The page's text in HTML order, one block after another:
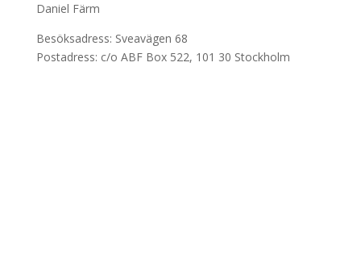
Daniel Färm
Besöksadress: Sveavägen 68
Postadress: c/o ABF Box 522, 101 30 Stockholm